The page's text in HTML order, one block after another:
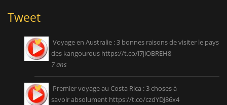
Tweet
Voyage en Australie : 3 bonnes raisons de visiter le pays
des kangourous https://t.co/l7jiOBREH8
7 ans
Premier voyage au Costa Rica : 3 choses à
savoir absolument https://t.co/czdYDJ86x4